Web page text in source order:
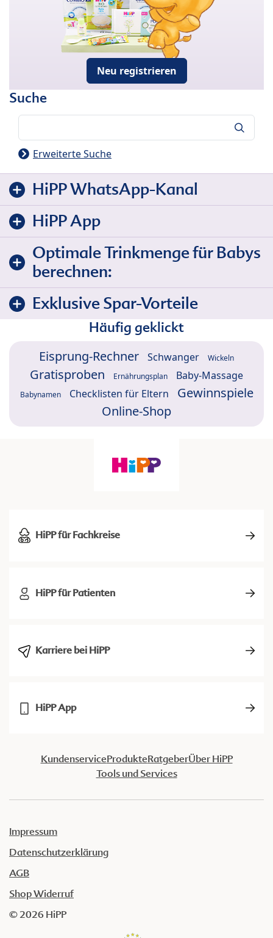
Neu registrieren
Suche
Erweiterte Suche
HiPP WhatsApp-Kanal
HiPP App
Optimale Trinkmenge für Babys
berechnen:
Exklusive Spar-Vorteile
Häufig geklickt
Eisprung-Rechner Schwanger Wickeln
Gratisproben Ernährungsplan Baby-Massage
Babynamen Checklisten für Eltern
Gewinnspiele
Online-Shop
HiPP für Fachkreise
HiPP für Patienten
Karriere bei HiPP
HiPP App
KundenserviceProdukteRatgeberÜber HiPP
Tools und Services
Impressum
Datenschutzerklärung
AGB
Shop Widerruf
© 2026 HiPP